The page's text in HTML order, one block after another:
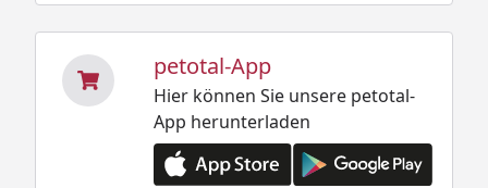
petotal-App
Hier können Sie unsere petotal-
App herunterladen